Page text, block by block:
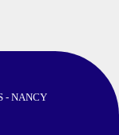
- NANCY